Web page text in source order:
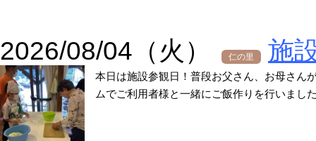
2026/08/04（火） 仁の里 施
本日は施設参観日！普段お父さん、お母さん
ムでご利用者様と一緒にご飯作りを行いまし